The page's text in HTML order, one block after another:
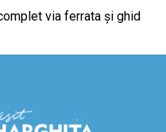
via ferrata și ghid